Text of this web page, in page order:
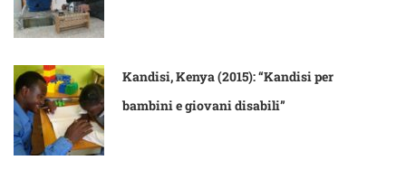
Kandisi, Kenya (2015): “Kandisi per
bambini e giovani disabili”